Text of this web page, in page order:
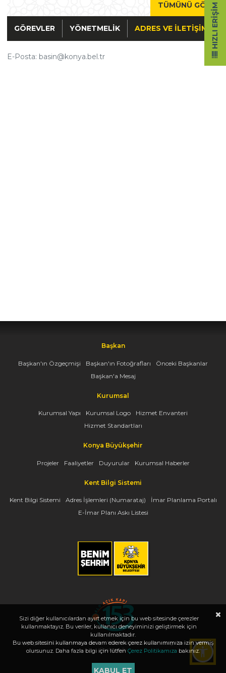
TÜMÜNÜ GÖR
GÖREVLER YÖNETMELIK ADRES VE İLETIŞIM
E-Posta: basin@konya.bel.tr
Başkan
Başkan'ın Özgeçmişi Başkan'ın Fotoğrafları
Önceki Başkanlar
Başkan'a Mesaj
Kurumsal
Kurumsal Yapı Kurumsal Logo
Hizmet Envanteri
Hizmet Standartları
Konya Büyükşehir
Projeler Faaliyetler Duyurular Kurumsal Haberler
Kent Bilgi Sistemi
Kent Bilgi Sistemi Adres İşlemleri (Numarataj)
İmar Planlama Portalı
E-İmar Planı Askı Listesi
Copyright 2026, www.konya.bel.tr - Tüm Hakları Saklıdır - Bilgi İşlem Dairesi
Başkanlığı
HIZLI ERIŞIM
Sizi diğer kullanıcılardan ayırt etmek için bu web sitesinde çerezler
kullanmaktayız. Bu veriler, kullanıcı deneyiminizi geliştirmek için
kullanılmaktadır.
Bu web sitesini kullanmaya devam ederek çerez kullanımımıza izin vermiş
olursunuz. Daha fazla bilgi için lütfen Çerez Politikamıza bakınız.
KABUL ET